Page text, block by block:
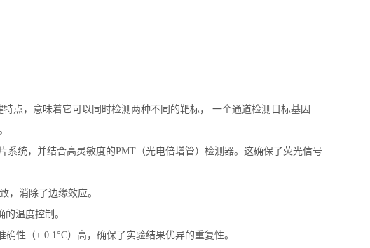
点，意味着它可以同时检测两种不同的靶标， 一个通道检测目标基因
统，并结合高灵敏度的PMT（光电倍增管）检测器。这确保了荧光信号
，消除了边缘效应。
温度控制。
性（± 0.1°C）高，确保了实验结果优异的重复性。